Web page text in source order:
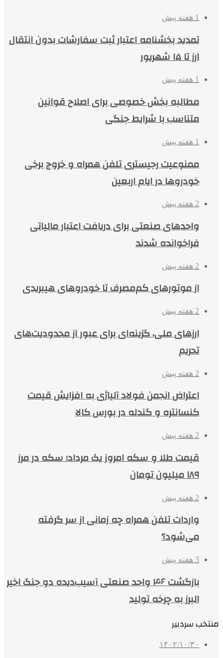
1 هفته پیش
تمدید بخشنامه اعتبار ثبت سفارشات بدون انتقال
ارز تا ۱۵ شهریور
1 هفته پیش
مطالبه بخش خصوصی برای اصلاح قوانین
متناسب با شرایط جنگی
1 هفته پیش
ممنوعیت رجیستری تلفن همراه و خروج برخی
خودروها در ایام اربعین
2 هفته پیش
واحدهای صنعتی برای دریافت اعتبار مالیاتی
فراخوانده شدند
2 هفته پیش
از موتورهای کم‌مصرف تا خودروهای هیبریدی
2 هفته پیش
ارزهای ملی، گزینه‌ای برای عبور از محدودیت‌های
تحریم
2 هفته پیش
اعتراض انجمن فولاد آلیاژی به افزایش قیمت
کنسانتره و گندله در بورس کالا
2 هفته پیش
قیمت طلا و سکه امروز یک مرداد؛ سکه در مرز
۱۸۹ میلیون تومان
2 هفته پیش
واردات تلفن همراه چه زمانی از سر گرفته
می‌شود؟
3 هفته پیش
بازگشت ۴۶ واحد صنعتی آسیب‌دیده دو جنگ اخیر
البرز به چرخه تولید
منتخب سردبیر
۱۴۰۲/۱۰/۳۰